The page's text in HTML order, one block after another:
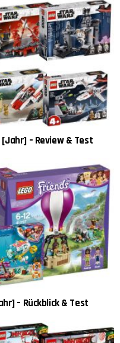
[Jahr] – Review & Test
– Rückblick & Test